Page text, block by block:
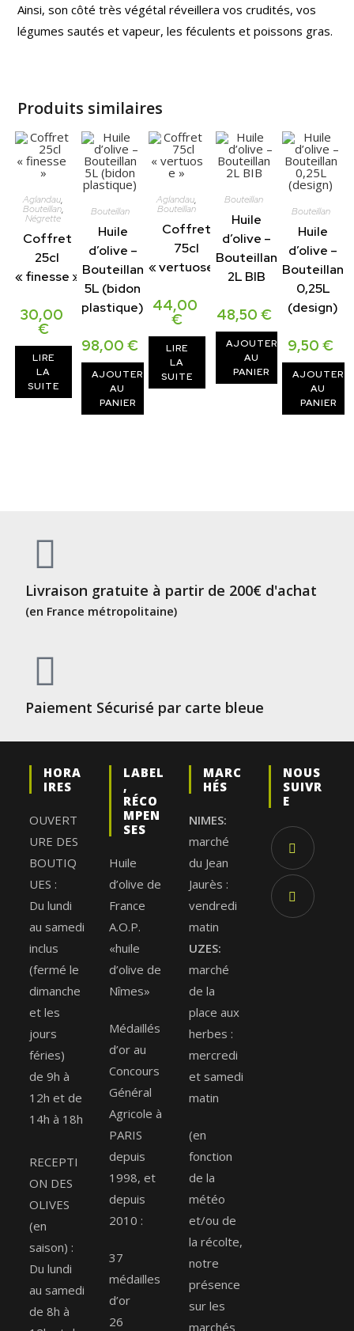
Ainsi, son côté très végétal réveillera vos crudités, vos
légumes sautés et vapeur, les féculents et poissons gras.
Produits similaires
É
P
U
I
É
Aglandau,
Bouteillan,
Négrette
Coffret
25cl
« finesse »
30,00
€
LIRE
LA
SUITE
Bouteillan
Huile
d’olive –
Bouteillan
5L (bidon
plastique)
98,00€
AJOUTER
AU
PANIER
É
P
U
S
É
Aglandau,
Bouteillan
Coffret
75cl
« vertuose »
44,00
€
LIRE
LA
SUITE
Bouteillan
Huile
d’olive –
Bouteillan
2L BIB
48,50 €
AJOUTER
AU
PANIER
Bouteillan
Huile
d’olive –
Bouteillan
0,25L
(design)
9,50€
AJOUTER
AU
PANIER
Livraison gratuite à partir de 200€ d'achat
(en France métropolitaine)
Paiement Sécurisé par carte bleue
HORA
IRES
OUVERT
URE DES
BOUTIQ
UES :
Du lundi
au samedi
inclus
(fermé le
dimanche
et les
jours
féries)
de 9h à
12h et de
14h à 18h
RECEPTI
ON DES
OLIVES
(en
saison) :
Du lundi
au samedi
de 8h à
LABEL
,
RÉCO
MPEN
SES
Huile
d’olive de
France
A.O.P.
«huile
d’olive de
Nîmes»
Médaillés
d’or au
Concours
Général
Agricole à
PARIS
depuis
1998, et
depuis
2010 :
37
médailles
d’or
26
MARC
HÉS
NIMES:
marché
du Jean
Jaurès :
vendredi
matin
UZES:
marché
de la
place aux
herbes :
mercredi
et samedi
matin
(en
fonction
de la
météo
et/ou de
la récolte,
notre
présence
sur les
marchés
NOUS
SUIVR
E